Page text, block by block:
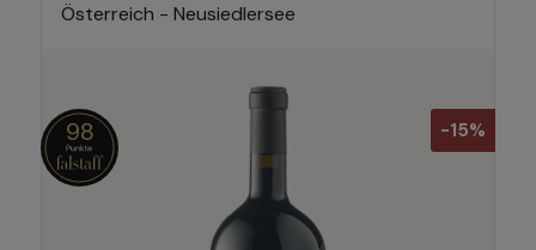
Österreich - Neusiedlersee
-15%
98